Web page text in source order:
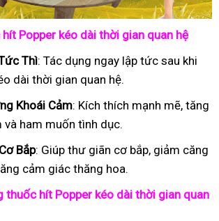
Popper kéo dài thời gian quan hệ
Thì: Tác dụng ngay lập tức sau khi
dài thời gian quan hệ.
Khoái Cảm: Kích thích mạnh mẽ, tăng
và ham muốn tình dục.
Bắp: Giúp thư giãn cơ bắp, giảm căng
cảm giác thăng hoa.
thuốc hít Popper kéo dài thời gian quan